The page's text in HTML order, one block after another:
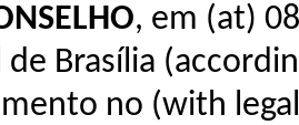
, em (at)
de Brasília
no (with